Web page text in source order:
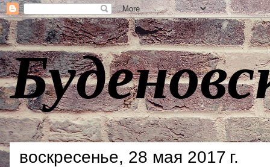
воскресенье, 28 мая 2017 г.